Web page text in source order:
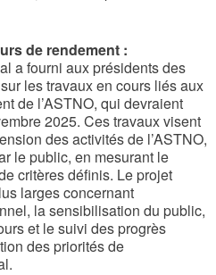
de rendement :
a fourni aux présidents des
les travaux en cours liés aux
de l’ASTNO, qui devraient
2025. Ces travaux visent
des activités de l’ASTNO,
le public, en mesurant le
critères définis. Le projet
larges concernant
la sensibilisation du public,
et le suivi des progrès
des priorités de